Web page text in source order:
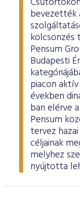
bevezették
kölcsönzés
Pensum
Budapesti
piacon
években
ban elérve
Pensum
tervez
céljainak
melyhez
nyújtotta